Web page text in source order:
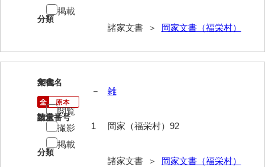
桂家文書（宇部市2）
桂家文書（下関市長府）
桂家文書（大阪市）
金津家文書
金谷家文書
金子家文書
分類
諸家文書 ＞ 岡家文書（福栄村）
掲載
92
文書名
雑
請求番号
岡家（福栄村）92
分類
諸家文書 ＞ 岡家文書（福栄村）
年代
－
数量
1
閲覧
撮影
掲載